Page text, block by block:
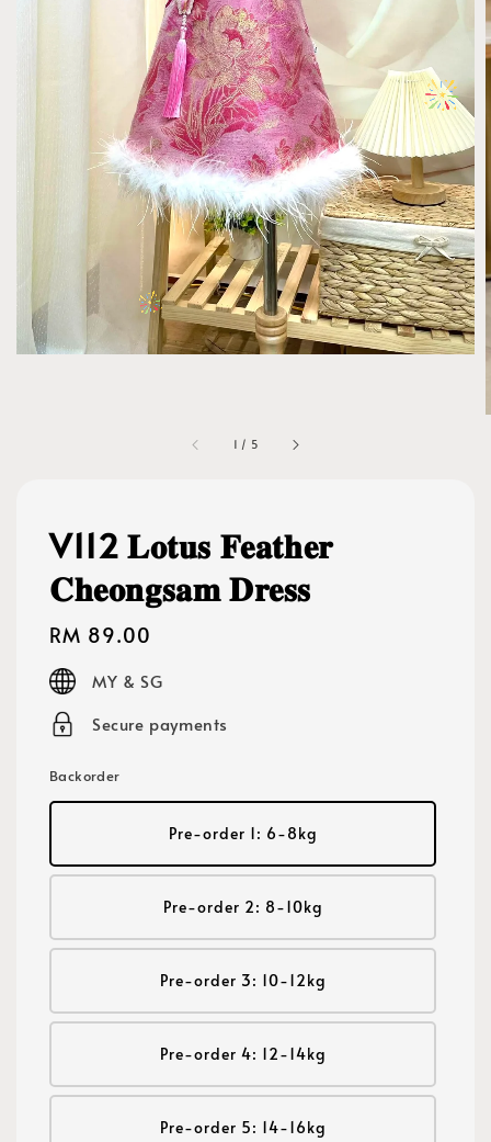
1 / 5
V112 𝐋𝐨𝐭𝐮𝐬 𝐅𝐞𝐚𝐭𝐡𝐞𝐫
𝐂𝐡𝐞𝐨𝐧𝐠𝐬𝐚𝐦 𝐃𝐫𝐞𝐬𝐬
Regular
price
RM 89.00
MY & SG
Secure payments
Backorder
Pre-order 1: 6-8kg
Pre-order 2: 8-10kg
Pre-order 3: 10-12kg
Pre-order 4: 12-14kg
Pre-order 5: 14-16kg